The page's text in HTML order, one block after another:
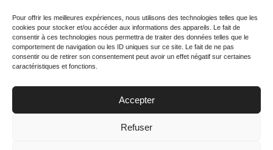
Pour offrir les meilleures expériences, nous utilisons des technologies telles que les
cookies pour stocker et/ou accéder aux informations des appareils. Le fait de
consentir à ces technologies nous permettra de traiter des données telles que le
comportement de navigation ou les ID uniques sur ce site. Le fait de ne pas
consentir ou de retirer son consentement peut avoir un effet négatif sur certaines
caractéristiques et fonctions.
Accepter
Refuser
Rechercher votre
programme
Votre soirée :